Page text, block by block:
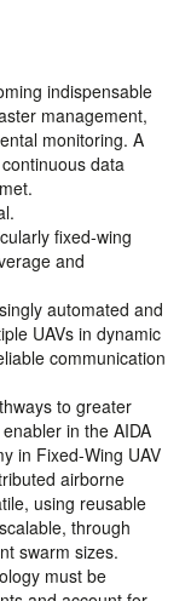
indispensable
management,
monitoring. A
data
fixed-wing
and
automated and
UAVs in dynamic
communication
to greater
in the AIDA
in Fixed-Wing UAV
airborne
using reusable
through
swarm sizes.
must be